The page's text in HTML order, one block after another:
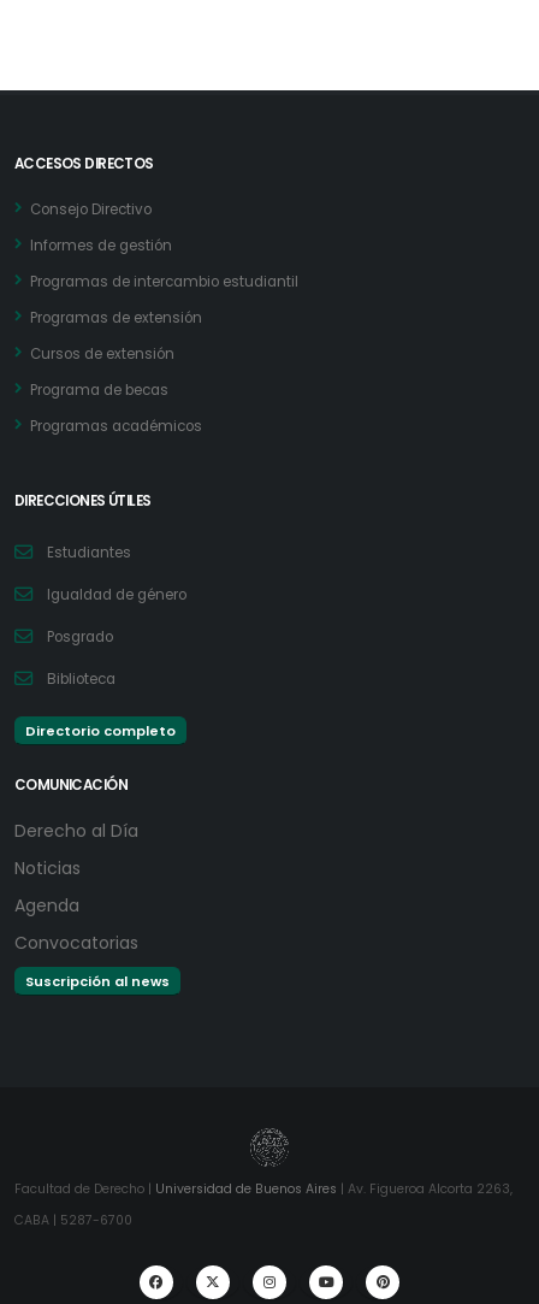
ACCESOS DIRECTOS
Consejo Directivo
Informes de gestión
Programas de intercambio estudiantil
Programas de extensión
Cursos de extensión
Programa de becas
Programas académicos
DIRECCIONES ÚTILES
Estudiantes
Igualdad de género
Posgrado
Biblioteca
Directorio completo
COMUNICACIÓN
Derecho al Día
Noticias
Agenda
Convocatorias
Suscripción al news
Facultad de Derecho | Universidad de Buenos Aires | Av. Figueroa Alcorta 2263,
CABA | 5287-6700